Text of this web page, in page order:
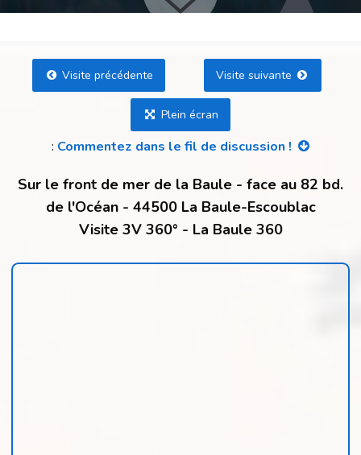
Visite précédente
Plein écran
: Commentez dans le fil de discussion !
Visite suivante
Sur le front de mer de la Baule - face au 82 bd.
de l'Océan - 44500 La Baule-Escoublac
Visite 3V 360° - La Baule 360